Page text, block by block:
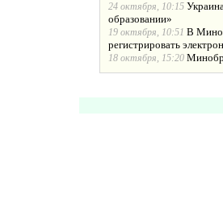
24 октября, 10:15
образовании»
19 октября, 10:51 В
регистрировать
18 октября, 15:20